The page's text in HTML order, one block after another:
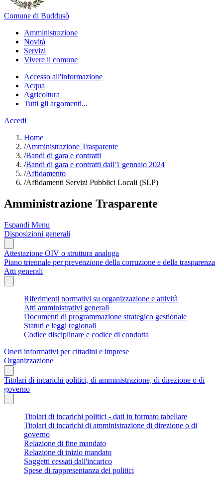
Comune di Buddusò
Amministrazione
Novità
Servizi
Vivere il comune
Accesso all'informazione
Acqua
Agricoltura
Tutti gli argomenti...
Accedi
Home
/Amministrazione Trasparente
/Bandi di gara e contratti
/Bandi di gara e contratti dall'1 gennaio 2024
/Affidamento
/Affidamenti Servizi Pubblici Locali (SLP)
Amministrazione Trasparente
Espandi Menu
Disposizioni generali
Attestazione OIV o struttura analoga
Piano triennale per prevenzione della corruzione e della trasparenza
Atti generali
Riferimenti normativi su organizzazione e attività
Atti amministrativi generali
Documenti di programmazione strategico gestionale
Statuti e leggi regionali
Codice disciplinare e codice di condotta
Oneri informativi per cittadini e imprese
Organizzazione
Titolari di incarichi politici, di amministrazione, di direzione o di
governo
Titolari di incarichi politici - dati in formato tabellare
Titolari di incarichi di amministrazione di direzione o di
governo
Relazione di fine mandato
Relazione di inizio mandato
Soggetti cessati dall'incarico
Spese di rappresentanza dei politici